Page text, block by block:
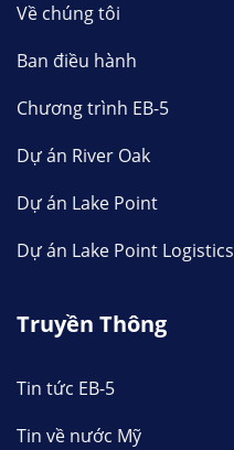
Về chúng tôi
Ban điều hành
Chương trình EB-5
Dự án River Oak
Dự án Lake Point
Dự án Lake Point Logistics
Truyền Thông
Tin tức EB-5
Tin về nước Mỹ